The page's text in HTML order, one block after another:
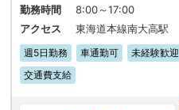
勤務時間
8:00～17:00
アクセス
東海道本線南大高駅
週5日勤務 車通勤可 未経験歓迎
交通費支給